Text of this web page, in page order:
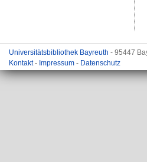
Universitätsbibliothek Bayreuth - 95447
Kontakt- Impressum - Datenschutz